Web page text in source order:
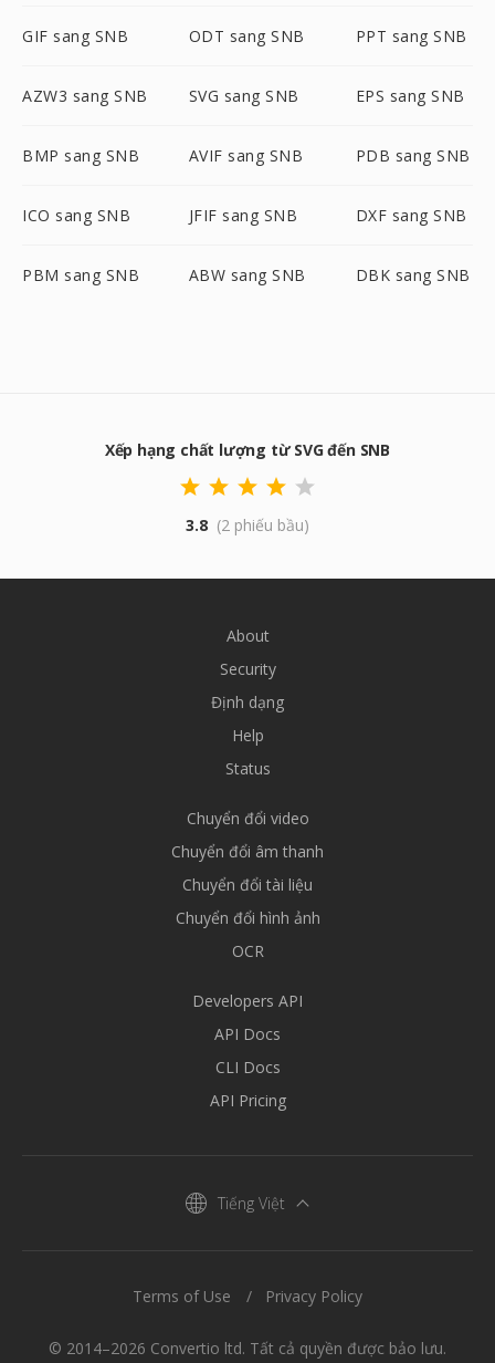
GIF sang SNB ODT sang SNB PPT sang SNB
AZW3 sang SNB SVG sang SNB EPS sang SNB
BMP sang SNB AVIF sang SNB PDB sang SNB
ICO sang SNB JFIF sang SNB DXF sang SNB
PBM sang SNB ABW sang SNB DBK sang SNB
Xếp hạng chất lượng từ SVG đến SNB
3.8 (2 phiếu bầu)
About
Security
Định dạng
Help
Status
Chuyển đổi video
Chuyển đổi âm thanh
Chuyển đổi tài liệu
Chuyển đổi hình ảnh
OCR
Developers API
API Docs
CLI Docs
API Pricing
Tiếng Việt
© 2014–2026 Convertio ltd. Tất cả quyền được bảo lưu.
Terms of Use Privacy Policy